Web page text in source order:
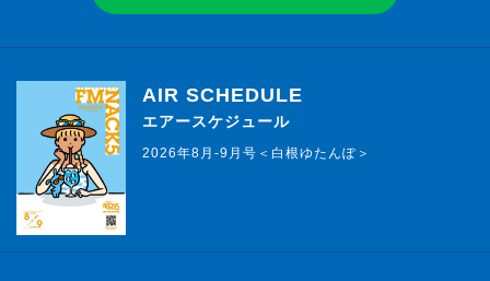
AIR SCHEDULE
エアースケジュール
2026年8月-9月号＜白根ゆたんぽ＞